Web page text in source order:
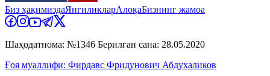
Биз ҳақимиздаЯнгиликларАлоқаБизнинг жамоа
Шаҳодатнома: №1346 Берилган сана: 28.05.2020
Ғоя муаллифи: Фирдавс Фридунович Абдухаликов